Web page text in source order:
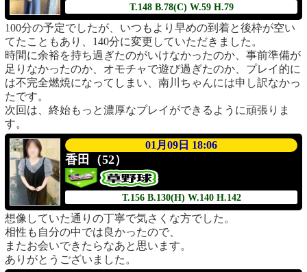
T.148 B.78(C) W.59 H.79
100分の予定でしたが、いつもより早めの到着と後枠が空い
てたこともあり、140分に変更していただきました。
時間に余裕を持ち過ぎたのがいけなかったのか、事前準備が
足りなかったのか、オモチャで遊び過ぎたのか、プレイ的に
は不完全燃焼になってしまい、南川ちゃんには申し訳なかっ
たです。
次回は、終始もっと濃厚なプレイができるように頑張りま
す。
01月09日 18:06
香田（52）
T.156 B.130(H) W.140 H.142
想像していた通りの丁寧で気さくな方でした。
相性も自分の中では良かったので、
またお会いできたらなあと思います。
ありがとうございました。